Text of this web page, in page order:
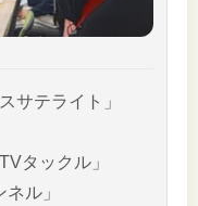
サテライト」
タックル」
ル」